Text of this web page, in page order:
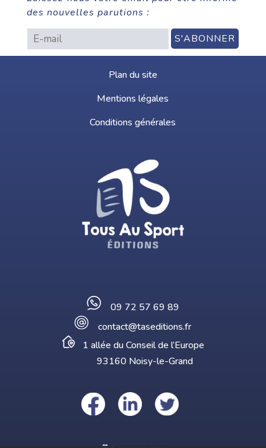
des nouvelles parutions :
Plan du site
Mentions légales
Conditions générales
09 72 57 69 89
contact@taseditions.fr
1 allée du Conseil de l’Europe
93160 Noisy-le-Grand